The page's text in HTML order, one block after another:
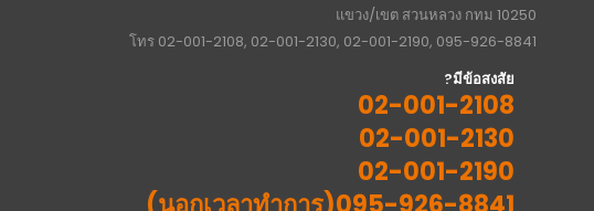
แขวง/เขต สวนหลวง กทม 10250
โทร 02-001-2108, 02-001-2130, 02-001-2190, 095-926-8841
มีข้อสงสัย?
02-001-2108
02-001-2130
02-001-2190